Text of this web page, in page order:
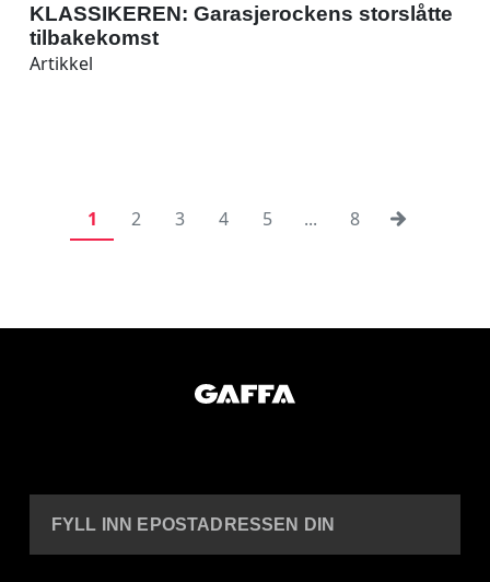
KLASSIKEREN: Garasjerockens storslåtte
tilbakekomst
Artikkel
1 2 3 4 5 ... 8
FYLL INN EPOSTADRESSEN DIN